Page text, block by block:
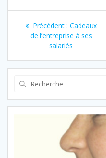
Navigation
l’article
Précédent : Article
précédent
:
Cadeaux
de l’entreprise à ses
salariés